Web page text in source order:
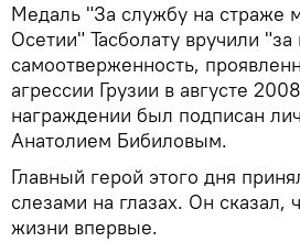
Медаль "За службу на страже
Осетии" Тасболату вручили
самоотверженность,
агрессии Грузии в августе
награждении был подписан
Анатолием Бибиловым.
Главный герой этого дня
слезами на глазах. Он сказал,
жизни впервые.